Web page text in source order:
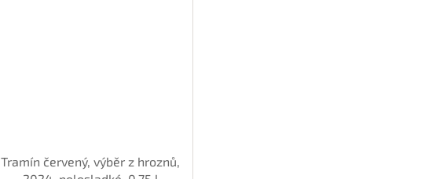
Tramín červený, výběr z hroznů,